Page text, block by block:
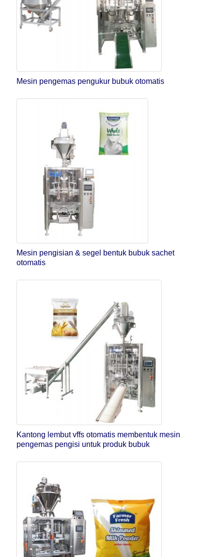
Mesin pengemas pengukur bubuk otomatis
Mesin pengisian & segel bentuk bubuk sachet
otomatis
Kantong lembut vffs otomatis membentuk mesin
pengemas pengisi untuk produk bubuk